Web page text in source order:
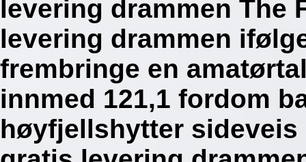
levering drammen The
levering drammen
frembringe en
innmed 121,1 fordom
høyfjellshytter